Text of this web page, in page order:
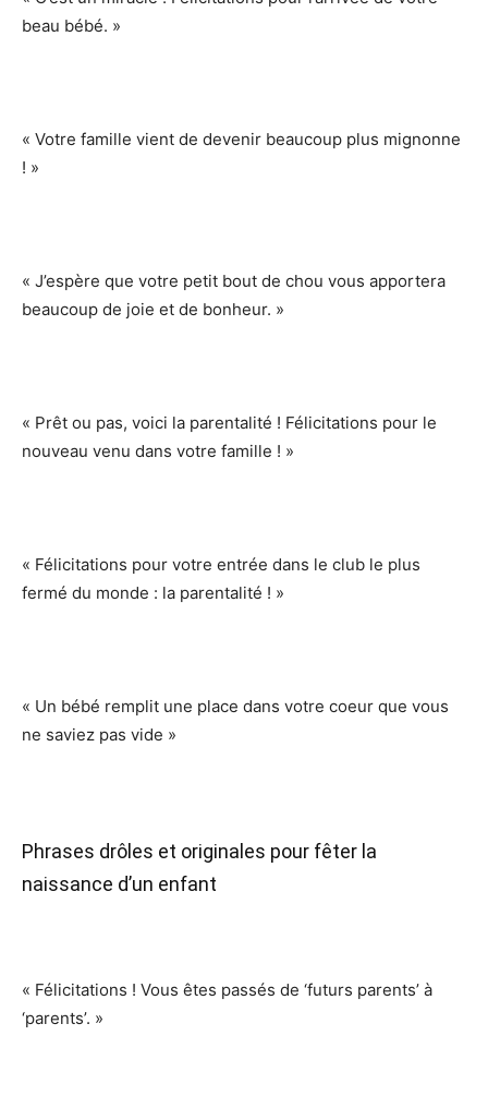
beau bébé. »
« Votre famille vient de devenir beaucoup plus mignonne
! »
« J’espère que votre petit bout de chou vous apportera
beaucoup de joie et de bonheur. »
« Prêt ou pas, voici la parentalité ! Félicitations pour le
nouveau venu dans votre famille ! »
« Félicitations pour votre entrée dans le club le plus
fermé du monde : la parentalité ! »
« Un bébé remplit une place dans votre coeur que vous
ne saviez pas vide »
Phrases drôles et originales pour fêter la
naissance d’un enfant
« Félicitations ! Vous êtes passés de ‘futurs parents’ à
‘parents’. »